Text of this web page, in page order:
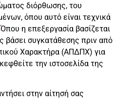
διόρθωσης, του
όπου αυτό είναι τεχνικά
Όπου η επεξεργασία βασίζεται
βάσει συγκατάθεσης πριν από
Χαρακτήρα (ΑΠΔΠΧ) για
την ιστοσελίδα της
στην αίτησή σας